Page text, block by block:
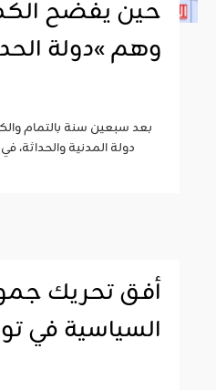
وهم »دولة
دولة المدنية والحداثة،
أفق تحريك
السياسية في